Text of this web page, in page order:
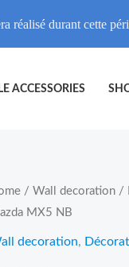
ACCESSORIES
/ Wall decoration /
MX5 NB
decoration,
réalisé durant cette